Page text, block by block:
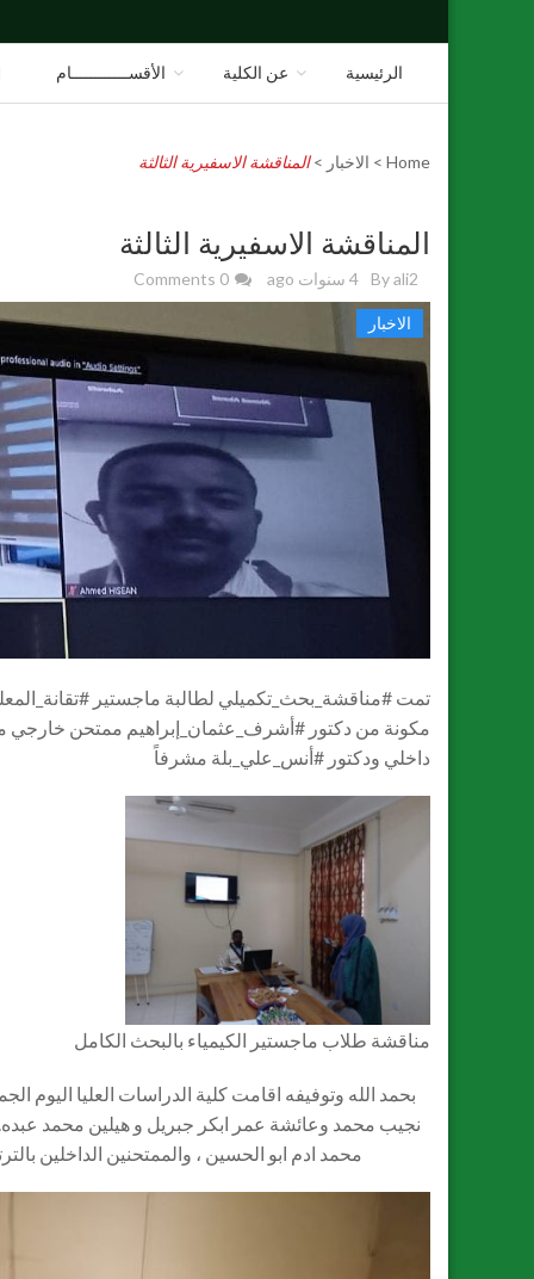
الرئيسية عن الكلية اﻷقســــــــــــام
Home
> الاخبار >المناقشة الاسفيرية الثالثة
المناقشة الاسفيرية الثالثة
Byali2 4 سنوات ago 0 Comments
الاخبار
تمت #مناقشة_بحث_تكميلي لطالبة ماجستير
مكونة من دكتور #أشرف_عثمان_إبراهيم ممتحن خارجي
داخلي ودكتور #أنس_علي_بلة مشرفاً
مناقشة طلاب ماجستير الكيمياء بالبحث الكامل
بحمد الله وتوفيفه اقامت كلية الدراسات العليا
نجيب محمد وعائشة عمر ابكر جبريل و هيلين محمد
محمد ادم ابو الحسين ، والممتحنين الداخلين